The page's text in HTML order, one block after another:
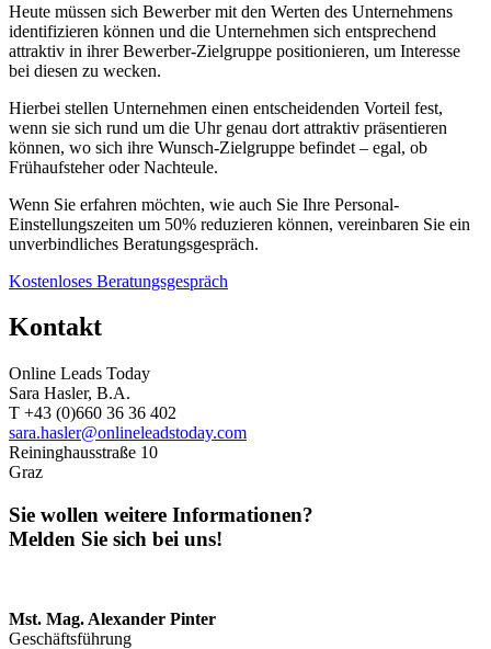
Heute müssen sich Bewerber mit den Werten des Unternehmens
identifizieren können und die Unternehmen sich entsprechend
attraktiv in ihrer Bewerber-Zielgruppe positionieren, um Interesse
bei diesen zu wecken.
Hierbei stellen Unternehmen einen entscheidenden Vorteil fest,
wenn sie sich rund um die Uhr genau dort attraktiv präsentieren
können, wo sich ihre Wunsch-Zielgruppe befindet – egal, ob
Frühaufsteher oder Nachteule.
Wenn Sie erfahren möchten, wie auch Sie Ihre Personal-
Einstellungszeiten um 50% reduzieren können, vereinbaren Sie ein
unverbindliches Beratungsgespräch.
Kostenloses Beratungsgespräch
Kontakt
Online Leads Today
Sara Hasler, B.A.
T +43 (0)660 36 36 402
sara.hasler@onlineleadstoday.com
Reininghausstraße 10
Graz
Sie wollen weitere Informationen?
Melden Sie sich bei uns!
Mst. Mag. Alexander Pinter
Geschäftsführung